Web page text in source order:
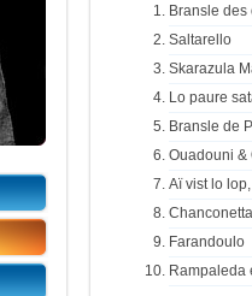
Bransle des
Saltarello
Skarazula
Lo paure
Bransle de
Ouadouni &
Aï vist lo
Farandoulo
Rampaleda